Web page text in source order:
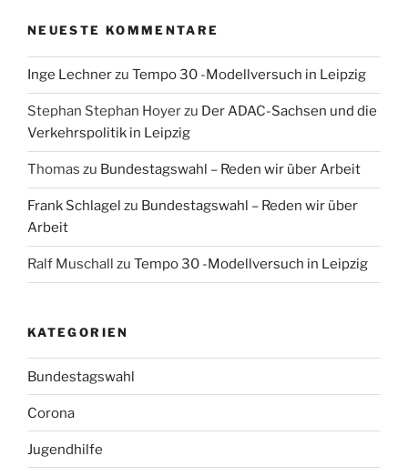
NEUESTE KOMMENTARE
Inge Lechnerzu Tempo 30 -Modellversuch in Leipzig
Stephan Stephan Hoyerzu Der ADAC-Sachsen und die
Verkehrspolitik in Leipzig
Thomas zu Bundestagswahl – Reden wir über Arbeit
Frank Schlagel zu Bundestagswahl – Reden wir über
Arbeit
Ralf Muschall zu Tempo 30 -Modellversuch in Leipzig
KATEGORIEN
Bundestagswahl
Corona
Jugendhilfe